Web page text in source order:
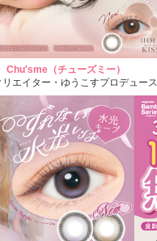
Chu'sme（チューズミー）
リエイター・ゆうこすプロデュース